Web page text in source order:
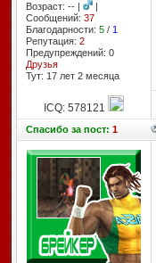
Возраст: -- |
|
Сообщений: 37
Благодарности: 5/ 1
Репутация: 2
Предупреждений: 0
Друзья
Тут: 17 лет 2 месяцa
ICQ: 578121
Спасибоза пост: 1